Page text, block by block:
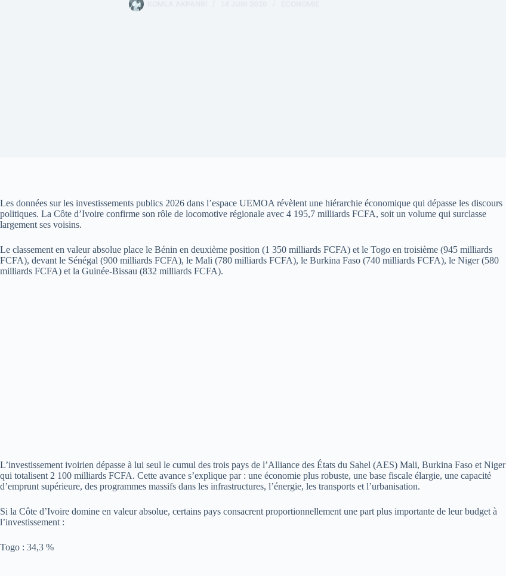
Les données sur les investissements publics 2026 dans l’espace UEMOA révèlent une hiérarchie économique qui dépasse les discours
politiques. La Côte d’Ivoire confirme son rôle de locomotive régionale avec 4 195,7 milliards FCFA, soit un volume qui surclasse
largement ses voisins.
Le classement en valeur absolue place le Bénin en deuxième position (1 350 milliards FCFA) et le Togo en troisième (945 milliards
FCFA), devant le Sénégal (900 milliards FCFA), le Mali (780 milliards FCFA), le Burkina Faso (740 milliards FCFA), le Niger (580
milliards FCFA) et la Guinée-Bissau (832 milliards FCFA).
L’investissement ivoirien dépasse à lui seul le cumul des trois pays de l’Alliance des États du Sahel (AES) Mali, Burkina Faso et Niger
qui totalisent 2 100 milliards FCFA. Cette avance s’explique par : une économie plus robuste, une base fiscale élargie, une capacité
d’emprunt supérieure, des programmes massifs dans les infrastructures, l’énergie, les transports et l’urbanisation.
Si la Côte d’Ivoire domine en valeur absolue, certains pays consacrent proportionnellement une part plus importante de leur budget à
l’investissement :
Togo : 34,3 %